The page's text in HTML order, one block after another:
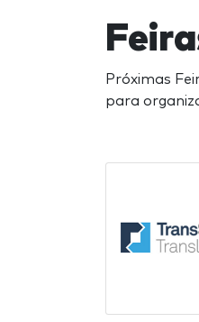
Próximas
para